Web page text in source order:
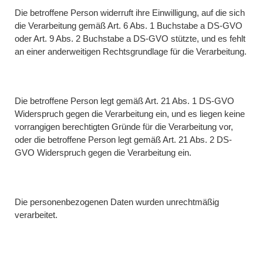
Die betroffene Person widerruft ihre Einwilligung, auf die sich
die Verarbeitung gemäß Art. 6 Abs. 1 Buchstabe a DS-GVO
oder Art. 9 Abs. 2 Buchstabe a DS-GVO stützte, und es fehlt
an einer anderweitigen Rechtsgrundlage für die Verarbeitung.
Die betroffene Person legt gemäß Art. 21 Abs. 1 DS-GVO
Widerspruch gegen die Verarbeitung ein, und es liegen keine
vorrangigen berechtigten Gründe für die Verarbeitung vor,
oder die betroffene Person legt gemäß Art. 21 Abs. 2 DS-
GVO Widerspruch gegen die Verarbeitung ein.
Die personenbezogenen Daten wurden unrechtmäßig
verarbeitet.